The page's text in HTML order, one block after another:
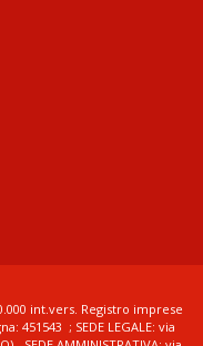
int.vers. Registro imprese
451543 ; SEDE LEGALE: via